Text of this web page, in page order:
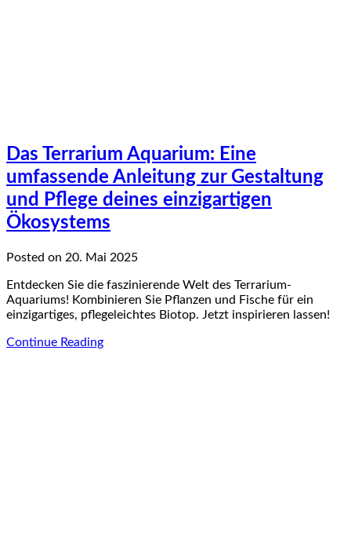
Das Terrarium Aquarium: Eine
umfassende Anleitung zur Gestaltung
und Pflege deines einzigartigen
Ökosystems
Posted on 20. Mai 2025
Entdecken Sie die faszinierende Welt des Terrarium-
Aquariums! Kombinieren Sie Pflanzen und Fische für ein
einzigartiges, pflegeleichtes Biotop. Jetzt inspirieren lassen!
Continue Reading